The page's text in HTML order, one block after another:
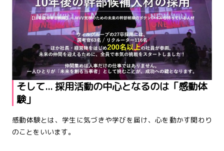
そして... 採用活動の中心となるのは「感動体
験」
感動体験とは、学生に気づきや学びを届け、心を動かす関わり
のことをいいます。